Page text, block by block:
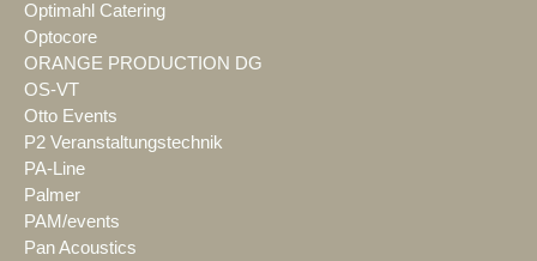
Optimahl Catering
Optocore
ORANGE PRODUCTION DG
OS-VT
Otto Events
P2 Veranstaltungstechnik
PA-Line
Palmer
PAM/events
Pan Acoustics